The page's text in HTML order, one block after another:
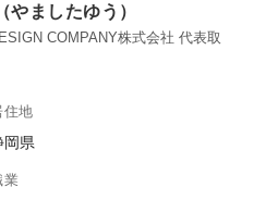
の出口創出支援】
用・地域連携中央サポートセンタ
商品ブラッシュアップ」、「販路
する支援が可能です。
やましたゆう）
COMPANY株式会社 代表取
住地
岡県
業